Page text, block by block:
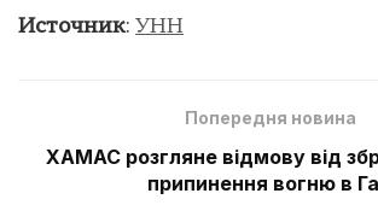
Источник: УНН
Попередня новина
ХАМАС розгляне відмову від
припинення вогню в